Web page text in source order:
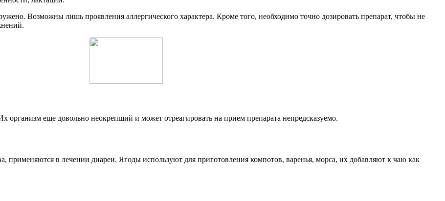
Возможны лишь проявления аллергического характера. Кроме того, необходимо точно дозировать препарат, чтобы не
организм еще довольно неокрепший и может отреагировать на прием препарата непредсказуемо.
применяются в лечении диареи. Ягоды используют для приготовления компотов, варенья, морса, их добавляют к чаю как